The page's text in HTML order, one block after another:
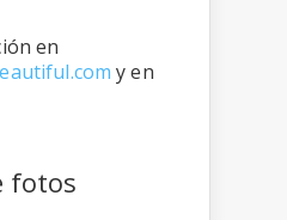
en
y en
fotos